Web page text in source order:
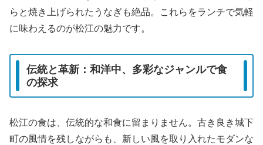
らと焼き上げられたうなぎも絶品。これらをランチで気軽
に味わえるのが松江の魅力です。
伝統と革新：和洋中、多彩なジャンルで食
の探求
松江の食は、伝統的な和食に留まりません。古き良き城下
町の風情を残しながらも、新しい風を取り入れたモダンな